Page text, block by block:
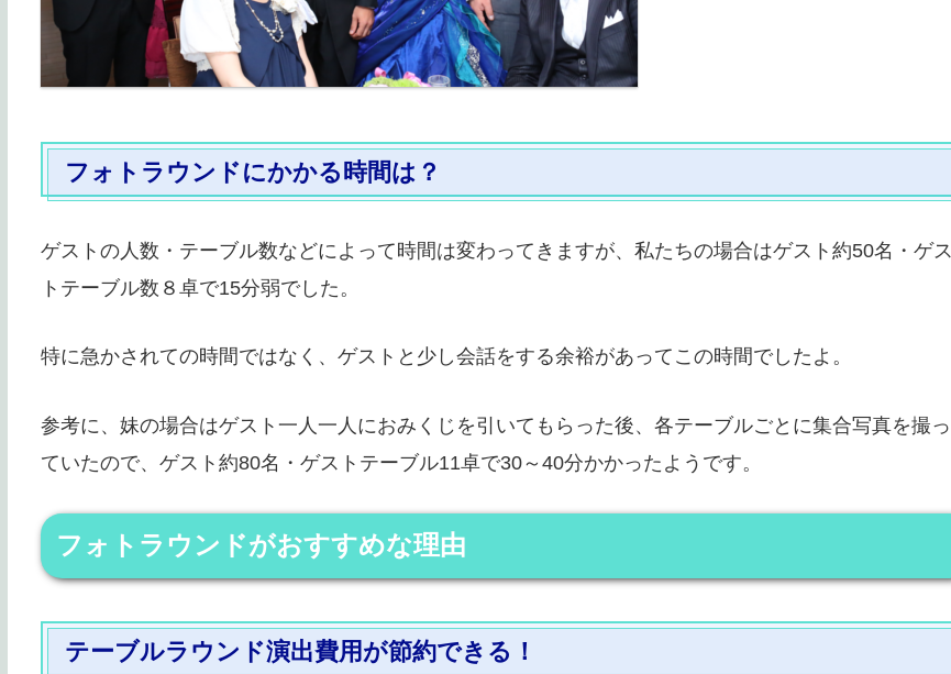
フォトラウンドにかかる時間は？
ゲストの人数・テーブル数などによって時間は変わってきますが、私たちの場合はゲスト約50名・ゲス
トテーブル数８卓で15分弱でした。
特に急かされての時間ではなく、ゲストと少し会話をする余裕があってこの時間でしたよ。
参考に、妹の場合はゲスト一人一人におみくじを引いてもらった後、各テーブルごとに集合写真を撮っ
ていたので、ゲスト約80名・ゲストテーブル11卓で30～40分かかったようです。
フォトラウンドがおすすめな理由
テーブルラウンド演出費用が節約できる！